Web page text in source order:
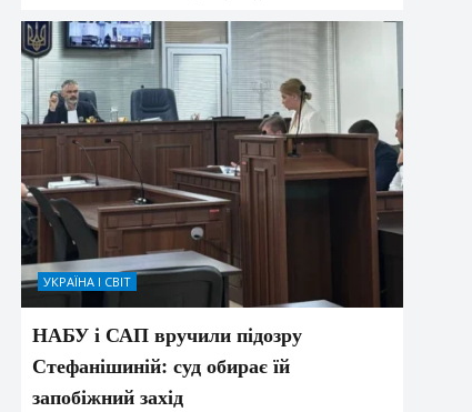
УКРАЇНА І СВІТ
НАБУ і САП вручили підозру
Стефанішиній: суд обирає їй
запобіжний захід